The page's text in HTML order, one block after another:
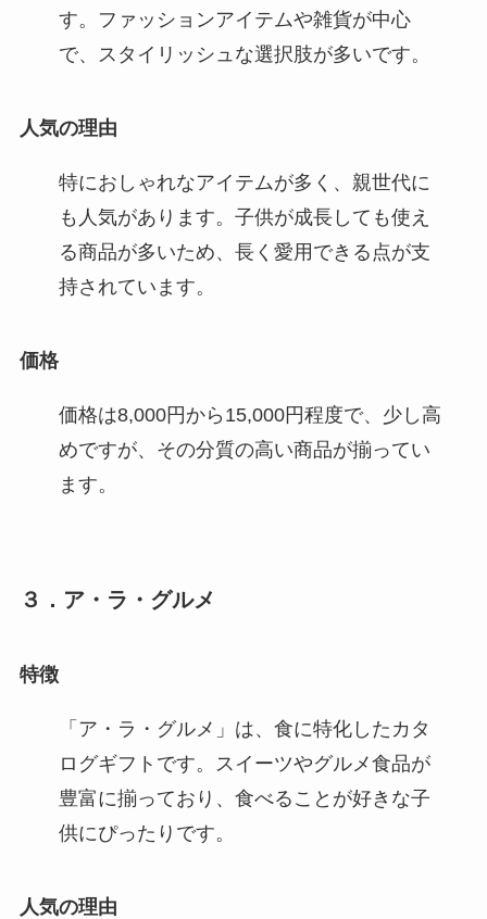
す。ファッションアイテムや雑貨が中心
で、スタイリッシュな選択肢が多いです。
人気の理由
特におしゃれなアイテムが多く、親世代に
も人気があります。子供が成長しても使え
る商品が多いため、長く愛用できる点が支
持されています。
価格
価格は8,000円から15,000円程度で、少し高
めですが、その分質の高い商品が揃ってい
ます。
３．ア・ラ・グルメ
特徴
「ア・ラ・グルメ」は、食に特化したカタ
ログギフトです。スイーツやグルメ食品が
豊富に揃っており、食べることが好きな子
供にぴったりです。
人気の理由